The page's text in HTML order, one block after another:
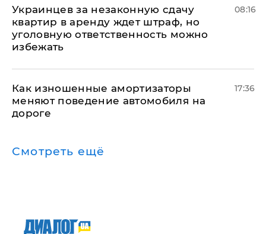
Украинцев за незаконную сдачу
квартир в аренду ждет штраф, но
уголовную ответственность можно
избежать
08:16
Как изношенные амортизаторы
меняют поведение автомобиля на
дороге
17:36
Смотреть ещё